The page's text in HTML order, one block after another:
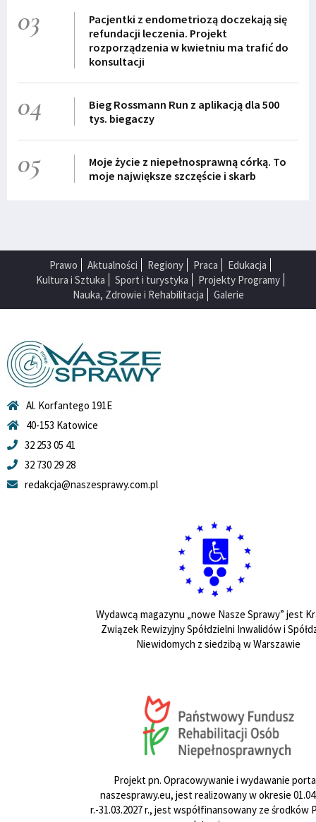
03
Pacjentki z endometriozą doczekają się
refundacji leczenia. Projekt
rozporządzenia w kwietniu ma trafić do
konsultacji
04
Bieg Rossmann Run z aplikacją dla 500
tys. biegaczy
05
Moje życie z niepełnosprawną córką. To
moje największe szczęście i skarb
Prawo Aktualności Regiony Praca
Edukacja
Kultura i Sztuka
Sport i turystyka
Projekty Programy
Nauka, Zdrowie i Rehabilitacja
Galerie
Al. Korfantego 191E
40-153 Katowice
32 253 05 41
32 730 29 28
redakcja@naszesprawy.com.pl
Wydawcą magazynu „nowe Nasze Sprawy” jest
Związek Rewizyjny Spółdzielni Inwalidów i
Niewidomych z siedzibą w Warszawie
Projekt pn. Opracowywanie i wydawanie
naszesprawy.eu, jest realizowany w okresie
r.-31.03.2027 r., jest współfinansowany ze środków